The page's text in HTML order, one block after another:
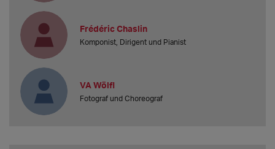
Frédéric Chaslin
Komponist, Dirigent und Pianist
VA Wölfl
Fotograf und Choreograf